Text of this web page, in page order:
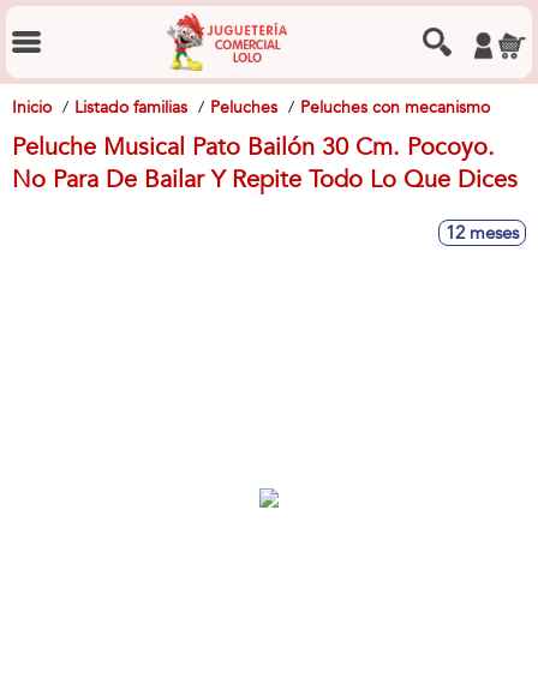
Inicio Listado familias Peluches Peluches con mecanismo
Peluche Musical Pato Bailón 30 Cm. Pocoyo.
No Para De Bailar Y Repite Todo Lo Que Dices
12 meses